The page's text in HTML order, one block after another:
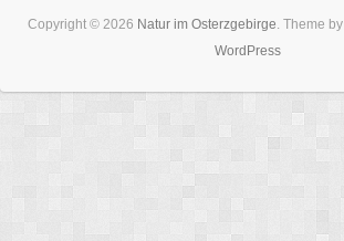
Copyright © 2026 Natur im Osterzgebirge. Theme by
WordPress